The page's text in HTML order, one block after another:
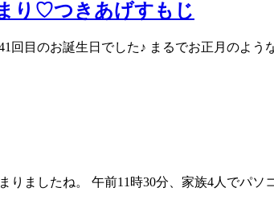
り♡つきあげすもじ
回目のお誕生日でした♪ まるでお正月のよう
りましたね。 午前11時30分、家族4人でパソ